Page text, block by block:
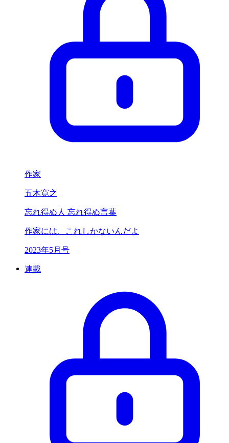
作家
五木寛之
忘れ得ぬ人 忘れ得ぬ言葉
作家には、 これしかないんだよ
2023年5月号
連載